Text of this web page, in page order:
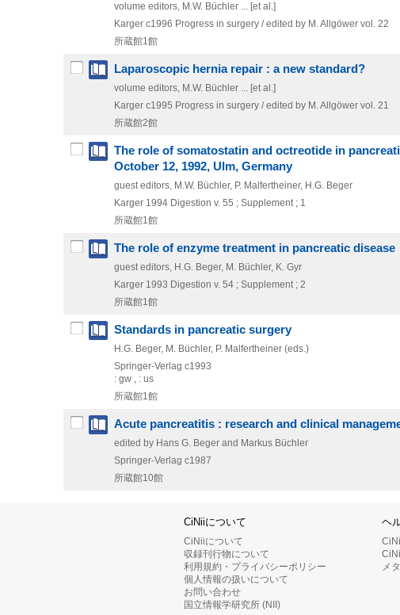
volume editors, M.W. Büchler ... [et al.]
Karger c1996 Progress in surgery / edited by M. Allgöwer vol. 22
所蔵館1館
Laparoscopic hernia repair : a new standard?
volume editors, M.W. Büchler ... [et al.]
Karger c1995 Progress in surgery / edited by M. Allgöwer vol. 21
所蔵館2館
The role of somatostatin and octreotide in
October 12, 1992, Ulm, Germany
guest editors, M.W. Büchler, P. Malfertheiner, H.G. Beger
Karger 1994 Digestion v. 55 ; Supplement ; 1
所蔵館1館
The role of enzyme treatment in pancreatic disease
guest editors, H.G. Beger, M. Büchler, K. Gyr
Karger 1993 Digestion v. 54 ; Supplement ; 2
所蔵館1館
Standards in pancreatic surgery
H.G. Beger, M. Büchler, P. Malfertheiner (eds.)
Springer-Verlag c1993
: gw , : us
所蔵館1館
Acute pancreatitis : research and clinical
edited by Hans G. Beger and Markus Büchler
Springer-Verlag c1987
所蔵館10館
CiNiiについて
CiNiiについて
収録刊行物について
利用規約・プライバシーポリシー
個人情報の扱いについて
お問い合わせ
国立情報学研究所 (NII)
ヘ
メ